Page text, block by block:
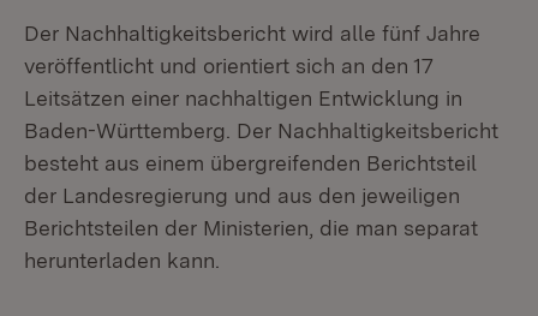
Der Nachhaltigkeitsbericht wird alle fünf Jahre
veröffentlicht und orientiert sich an den 17
Leitsätzen einer nachhaltigen Entwicklung in
Baden-Württemberg. Der Nachhaltigkeitsbericht
besteht aus einem übergreifenden Berichtsteil
der Landesregierung und aus den jeweiligen
Berichtsteilen der Ministerien, die man separat
herunterladen kann.